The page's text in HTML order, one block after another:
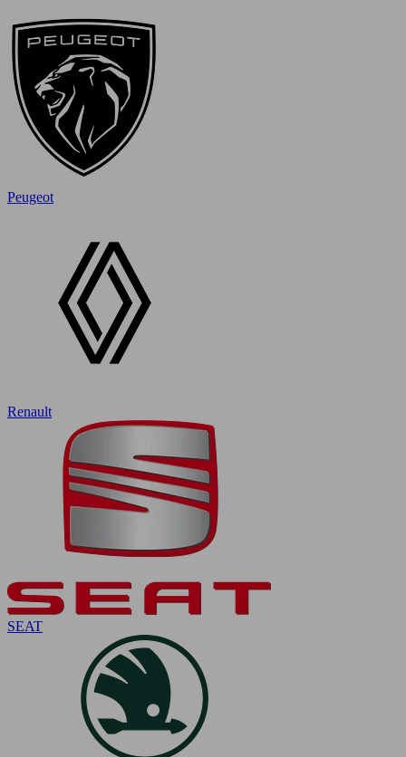
Peugeot
Renault
SEAT